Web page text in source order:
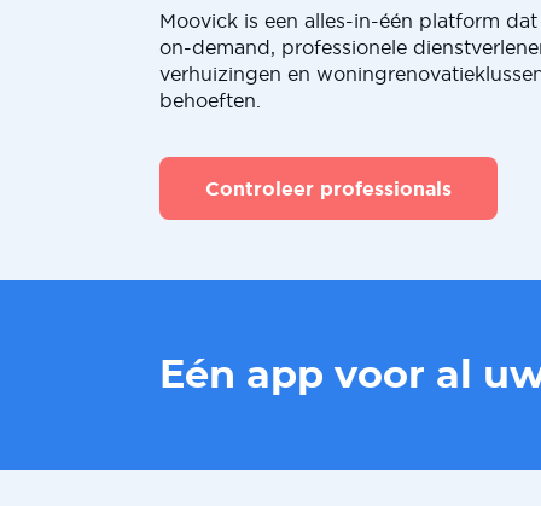
Moovick is een alles-in-één platform
on-demand, professionele
verhuizingen en
behoeften.
Controleer professionals
Eén app voor al